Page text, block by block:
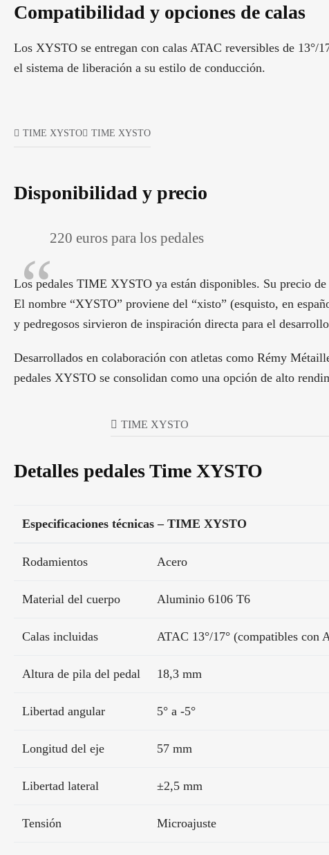
Compatibilidad y opciones de calas
Los XYSTO se entregan con calas ATAC reversibles de 13°/
el sistema de liberación a su estilo de conducción.
TIME XYSTO TIME XYSTO
Disponibilidad y precio
220 euros para los pedales
Los pedales TIME XYSTO ya están disponibles. Su precio de
El nombre “XYSTO” proviene del “xisto” (esquisto, en
y pedregosos sirvieron de inspiración directa para el
Desarrollados en colaboración con atletas como Rémy
pedales XYSTO se consolidan como una opción de alto
TIME XYSTO
Detalles pedales Time XYSTO
Especificaciones técnicas – TIME XYSTO
Rodamientos Acero
Material del cuerpo Aluminio 6106 T6
Calas incluidas ATAC 13°/17° (compatibles con
Altura de pila del pedal 18,3 mm
Libertad angular 5° a -5°
Longitud del eje 57 mm
Libertad lateral ±2,5 mm
Tensión Microajuste